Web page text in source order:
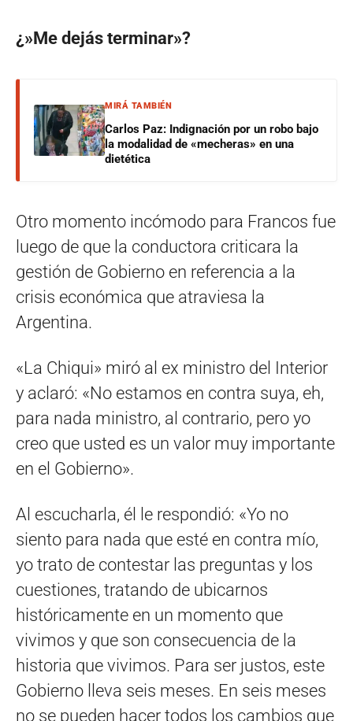
¿»Me dejás terminar»?
MIRÁ TAMBIÉN
Carlos Paz: Indignación por un robo bajo
la modalidad de «mecheras» en una
dietética
Otro momento incómodo para Francos fue
luego de que la conductora criticara la
gestión de Gobierno en referencia a la
crisis económica que atraviesa la
Argentina.
«La Chiqui» miró al ex ministro del Interior
y aclaró: «No estamos en contra suya, eh,
para nada ministro, al contrario, pero yo
creo que usted es un valor muy importante
en el Gobierno».
Al escucharla, él le respondió: «Yo no
siento para nada que esté en contra mío,
yo trato de contestar las preguntas y los
cuestiones, tratando de ubicarnos
históricamente en un momento que
vivimos y que son consecuencia de la
historia que vivimos. Para ser justos, este
Gobierno lleva seis meses. En seis meses
no se pueden hacer todos los cambios que